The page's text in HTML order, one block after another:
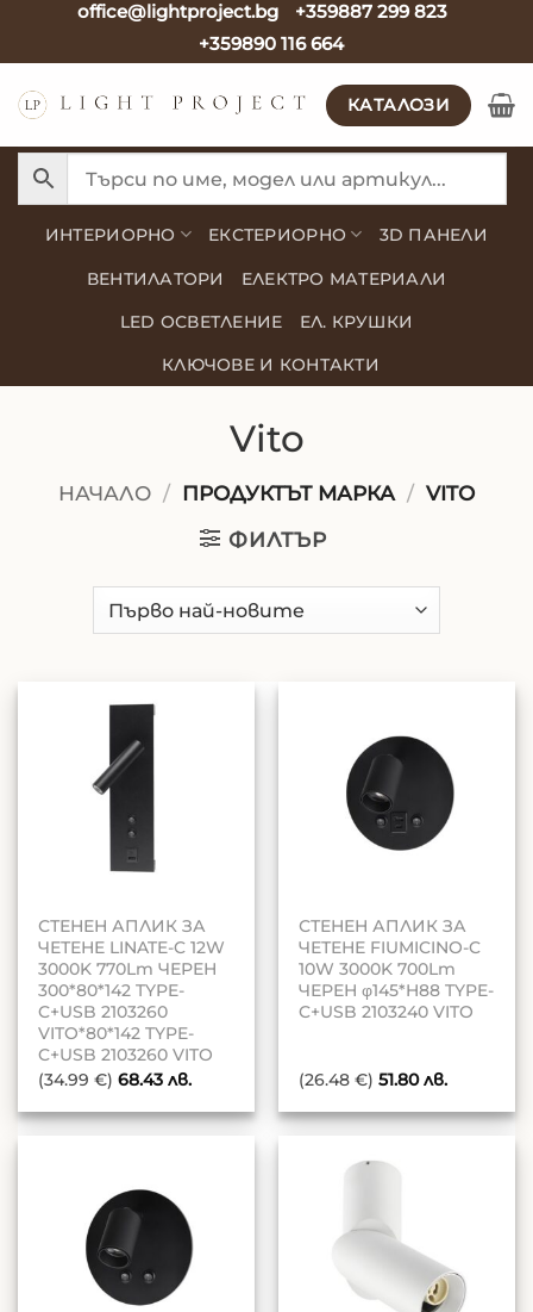
office@lightproject.bg
+359887 299 823
+359890 116 664
КАТАЛОЗИ
ИНТЕРИОРНО ЕКСТЕРИОРНО 3D ПАНЕЛИ
ВЕНТИЛАТОРИ ЕЛЕКТРО МАТЕРИАЛИ
LED ОСВЕТЛЕНИЕ ЕЛ. КРУШКИ
КЛЮЧОВЕ И КОНТАКТИ
Vito
НАЧАЛО / ПРОДУКТЪТ МАРКА / VITO
ФИЛТЪР
СТЕНЕН АПЛИК ЗА
ЧЕТЕНЕ LINATE-C 12W
3000K 770Lm ЧЕРЕН
300*80*142 TYPE-
C+USB 2103260
VITO*80*142 TYPE-
C+USB 2103260 VITO
(34.99 €) 68.43лв.
СТЕНЕН АПЛИК ЗА
ЧЕТЕНЕ FIUMICINO-C
10W 3000K 700Lm
ЧЕРЕН φ145*H88 TYPE-
C+USB 2103240 VITO
(26.48 €) 51.80лв.